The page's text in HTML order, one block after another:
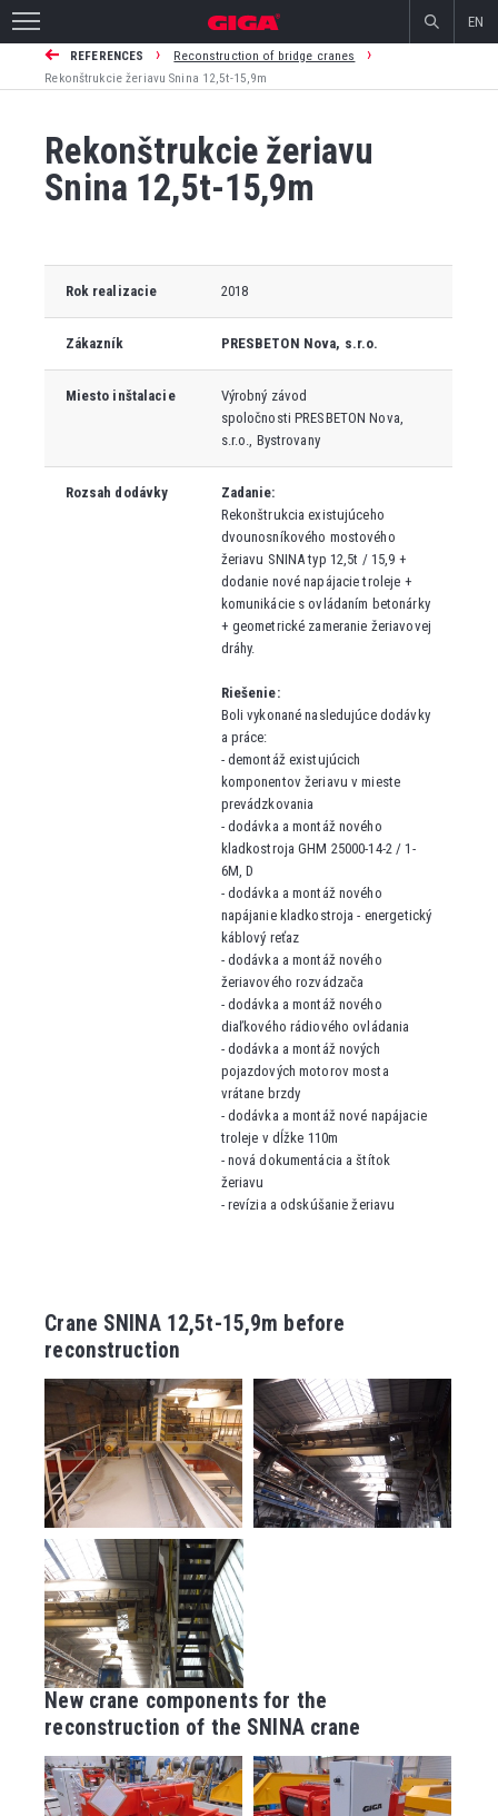
EN
REFERENCES › Reconstruction of bridge cranes ›
Rekonštrukcie žeriavu Snina 12,5t-15,9m
Rekonštrukcie žeriavu
Snina 12,5t-15,9m
Rok realizacie 2018
Zákazník PRESBETON Nova, s.r.o.
Miesto inštalacie
Výrobný závod
spoločnosti PRESBETON Nova,
s.r.o., Bystrovany
Rozsah dodávky
Zadanie:
Rekonštrukcia existujúceho
dvounosníkového mostového
žeriavu SNINA typ 12,5t / 15,9 +
dodanie nové napájacie troleje +
komunikácie s ovládaním betonárky
+ geometrické zameranie žeriavovej
dráhy.
Riešenie:
Boli vykonané nasledujúce dodávky
a práce:
- demontáž existujúcich
komponentov žeriavu v mieste
prevádzkovania
- dodávka a montáž nového
kladkostroja GHM 25000-14-2 / 1-
6M, D
- dodávka a montáž nového
napájanie kladkostroja - energetický
káblový reťaz
- dodávka a montáž nového
žeriavového rozvádzača
- dodávka a montáž nového
diaľkového rádiového ovládania
- dodávka a montáž nových
pojazdových motorov mosta
vrátane brzdy
- dodávka a montáž nové napájacie
troleje v dĺžke 110m
- nová dokumentácia a štítok
žeriavu
- revízia a odskúšanie žeriavu
Crane SNINA 12,5t-15,9m before
reconstruction
New crane components for the
reconstruction of the SNINA crane